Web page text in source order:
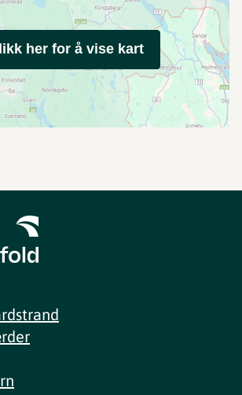
her for å vise kart